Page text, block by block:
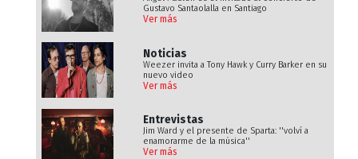
Gustavo Santaolalla en Santiago
Ver más
Noticias
Weezer invita a Tony Hawk y Curry Barker en su
nuevo video
Ver más
Entrevistas
Jim Ward y el presente de Sparta: ''volví a
enamorarme de la música''
Ver más